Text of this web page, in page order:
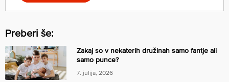
Preberi še:
Zakaj so v nekaterih družinah samo fantje ali
samo punce?
7. julija, 2026